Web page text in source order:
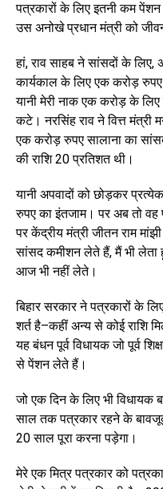
पत्रकारों के लिए इतनी कम पेंशन
उस अनोखे प्रधान मंत्री को
हां, राव साहब ने सांसदों के
कार्यकाल के लिए एक करोड़
यानी मेरी नाक एक करोड़ के लिए
कटे। नरसिंह राव ने वित्त मंत्री
एक करोड़ रुपए सालाना का
की राशि 20 प्रतिशत थी।
यानी अपवादों को छोड़कर
रुपए का इंतजाम। पर अब तो
पर केंद्रीय मंत्री जीतन राम
सांसद कमीशन लेते हैं, मैं भी लेता
आज भी नहीं लेते।
बिहार सरकार ने पत्रकारों के
शर्त है–कहीं अन्य से कोई राशि
यह बंधन पूर्व विधायक जो पूर्व
से पेंशन लेते हैं।
जो एक दिन के लिए भी विधायक
साल तक पत्रकार रहने के
20 साल पूरा करना पड़ेगा।
मेरे एक मित्र पत्रकार को